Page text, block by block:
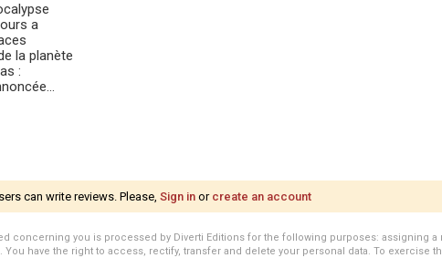
a
la planète
:
can write reviews. Please, Sign in or create an account
concerning you is processed by Diverti Editions for the following purposes: assigning
have the right to access, rectify, transfer and delete your personal data. To exercise